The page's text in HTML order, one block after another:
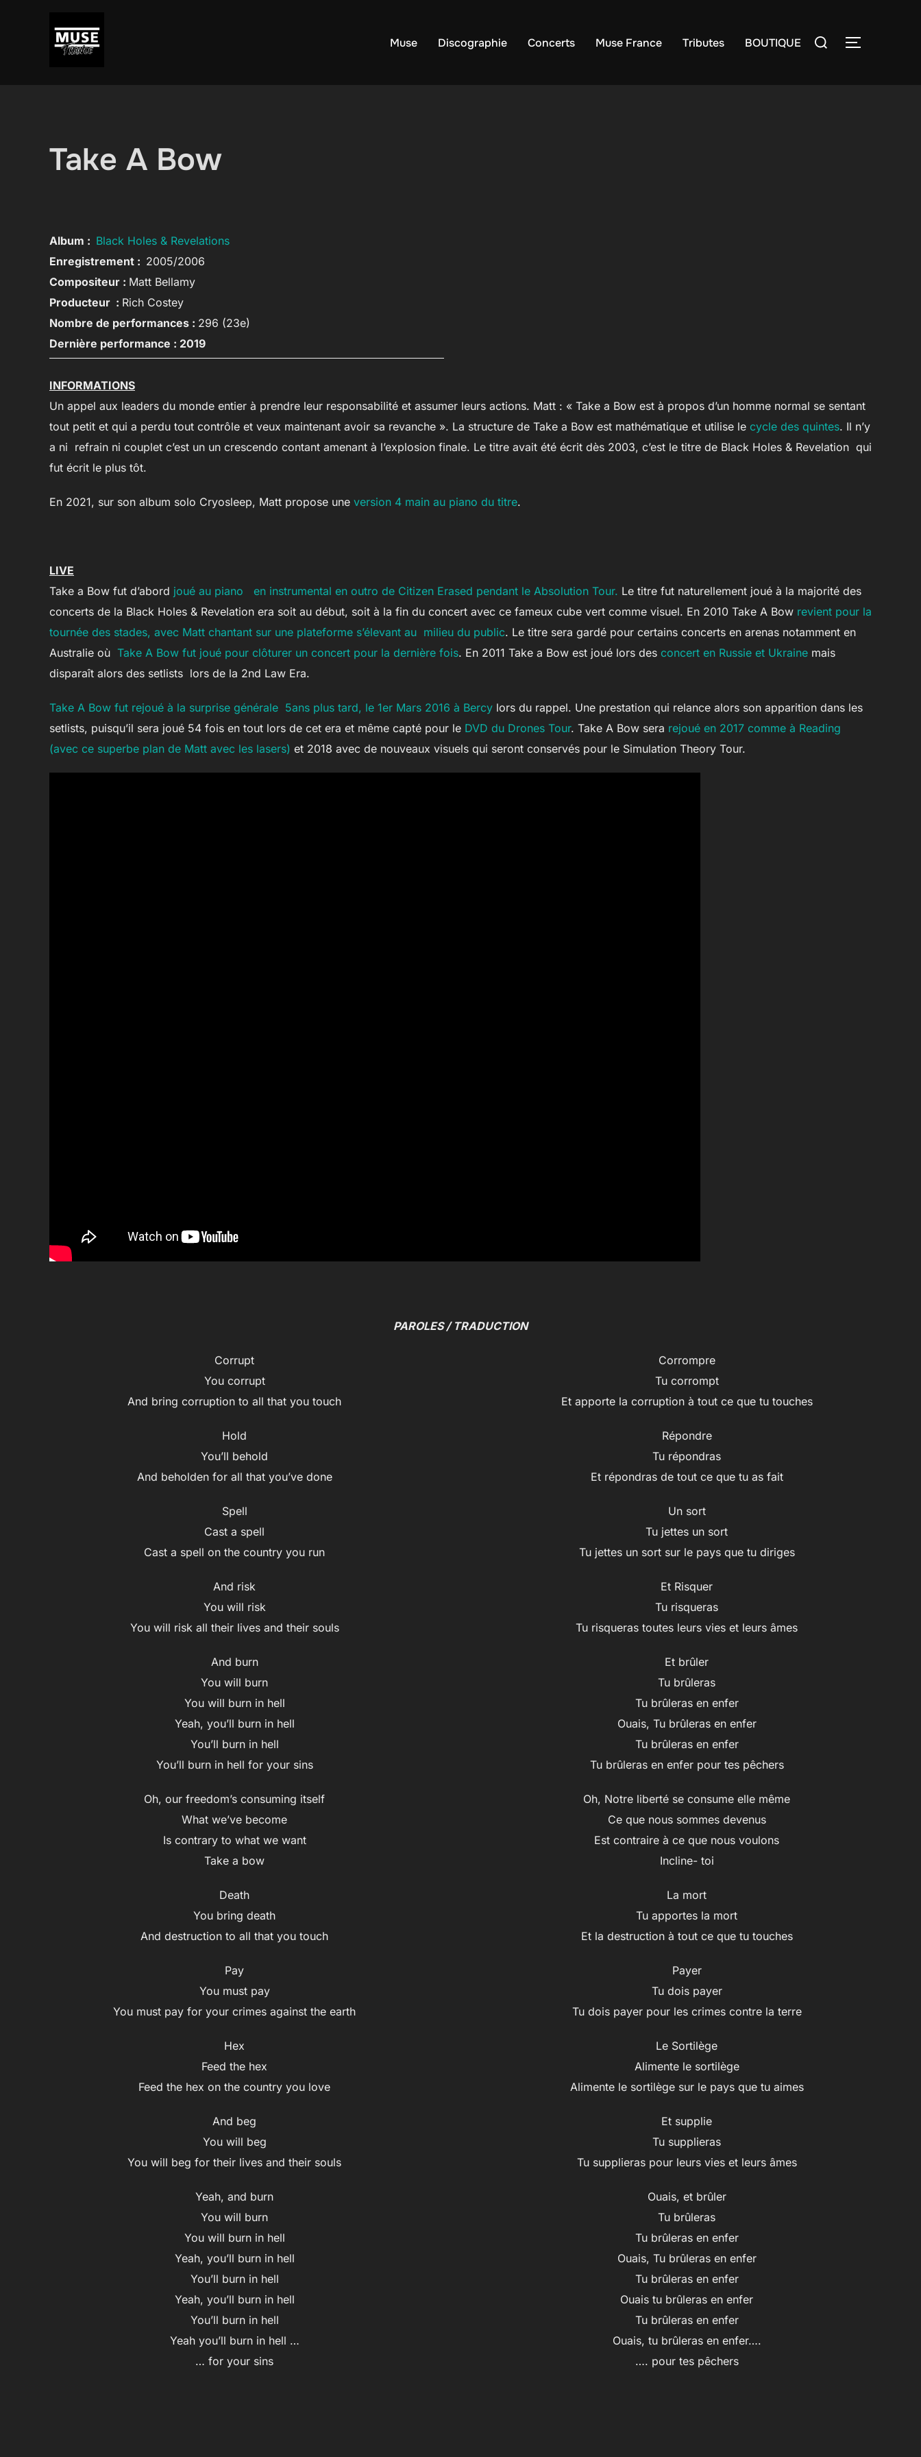
Muse Discographie Concerts Muse France Tributes BOUTIQUE
Rechercher :
Take A Bow
Album : Black Holes & Revelations
Enregistrement : 2005/2006
Compositeur : Matt Bellamy
Producteur : Rich Costey
Nombre de performances : 296 (23e)
Dernière performance : 2019
INFORMATIONS
Un appel aux leaders du monde entier à prendre leur responsabilité et assumer leurs actions. Matt : « Take a Bow est à propos d’un homme normal se sentant
tout petit et qui a perdu tout contrôle et veux maintenant avoir sa revanche ». La structure de Take a Bow est mathématique et utilise le cycle des quintes. Il n’y
a ni refrain ni couplet c’est un un crescendo contant amenant à l’explosion finale. Le titre avait été écrit dès 2003, c’est le titre de Black Holes & Revelation qui
fut écrit le plus tôt.
En 2021, sur son album solo Cryosleep, Matt propose une version 4 main au piano du titre.
LIVE
Take a Bow fut d’abord joué au piano en instrumental en outro de Citizen Erased pendant le Absolution Tour. Le titre fut naturellement joué à la majorité des
concerts de la Black Holes & Revelation era soit au début, soit à la fin du concert avec ce fameux cube vert comme visuel. En 2010 Take A Bow revient pour la
tournée des stades, avec Matt chantant sur une plateforme s’élevant au milieu du public. Le titre sera gardé pour certains concerts en arenas notamment en
Australie où Take A Bow fut joué pour clôturer un concert pour la dernière fois. En 2011 Take a Bow est joué lors des concert en Russie et Ukraine mais
disparaît alors des setlists lors de la 2nd Law Era.
Take A Bow fut rejoué à la surprise générale 5ans plus tard, le 1er Mars 2016 à Bercy lors du rappel. Une prestation qui relance alors son apparition dans les
setlists, puisqu’il sera joué 54 fois en tout lors de cet era et même capté pour le DVD du Drones Tour. Take A Bow sera rejoué en 2017 comme à Reading
(avec ce superbe plan de Matt avec les lasers) et 2018 avec de nouveaux visuels qui seront conservés pour le Simulation Theory Tour.
PAROLES / TRADUCTION
Corrupt
You corrupt
And bring corruption to all that you touch
Hold
You’ll behold
And beholden for all that you’ve done
Spell
Cast a spell
Cast a spell on the country you run
And risk
You will risk
You will risk all their lives and their souls
And burn
You will burn
You will burn in hell
Yeah, you’ll burn in hell
You’ll burn in hell
You’ll burn in hell for your sins
Oh, our freedom’s consuming itself
What we’ve become
Is contrary to what we want
Take a bow
Death
You bring death
And destruction to all that you touch
Pay
You must pay
You must pay for your crimes against the earth
Hex
Feed the hex
Feed the hex on the country you love
And beg
You will beg
You will beg for their lives and their souls
Yeah, and burn
You will burn
You will burn in hell
Yeah, you’ll burn in hell
You’ll burn in hell
Yeah, you’ll burn in hell
You’ll burn in hell
Yeah you’ll burn in hell …
… for your sins
Corrompre
Tu corrompt
Et apporte la corruption à tout ce que tu touches
Répondre
Tu répondras
Et répondras de tout ce que tu as fait
Un sort
Tu jettes un sort
Tu jettes un sort sur le pays que tu diriges
Et Risquer
Tu risqueras
Tu risqueras toutes leurs vies et leurs âmes
Et brûler
Tu brûleras
Tu brûleras en enfer
Ouais, Tu brûleras en enfer
Tu brûleras en enfer
Tu brûleras en enfer pour tes pêchers
Oh, Notre liberté se consume elle même
Ce que nous sommes devenus
Est contraire à ce que nous voulons
Incline- toi
La mort
Tu apportes la mort
Et la destruction à tout ce que tu touches
Payer
Tu dois payer
Tu dois payer pour les crimes contre la terre
Le Sortilège
Alimente le sortilège
Alimente le sortilège sur le pays que tu aimes
Et supplie
Tu supplieras
Tu supplieras pour leurs vies et leurs âmes
Ouais, et brûler
Tu brûleras
Tu brûleras en enfer
Ouais, Tu brûleras en enfer
Tu brûleras en enfer
Ouais tu brûleras en enfer
Tu brûleras en enfer
Ouais, tu brûleras en enfer….
…. pour tes pêchers